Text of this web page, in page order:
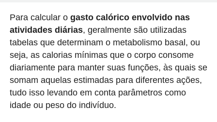
Para calcular o gasto calórico envolvido nas
atividades diárias, geralmente são utilizadas
tabelas que determinam o metabolismo basal, ou
seja, as calorias mínimas que o corpo consome
diariamente para manter suas funções, às quais se
somam aquelas estimadas para diferentes ações,
tudo isso levando em conta parâmetros como
idade ou peso do indivíduo.